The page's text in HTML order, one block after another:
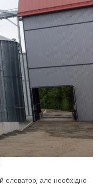
елеватор, але необхідно